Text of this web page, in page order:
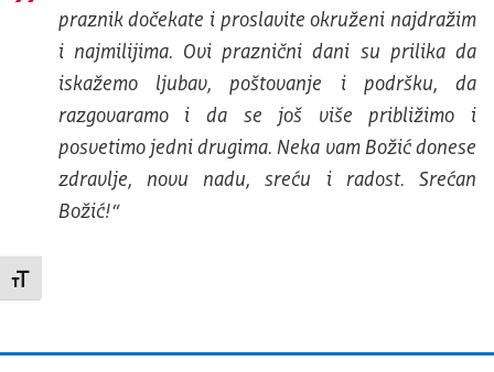
Promeni veličinu slova
praznik dočekate i proslavite okruženi najdražim
i najmilijima. Ovi praznični dani su prilika da
iskažemo ljubav, poštovanje i podršku, da
razgovaramo i da se još više približimo i
posvetimo jedni drugima. Neka vam Božić donese
zdravlje, novu nadu, sreću i radost. Srećan
Božić!“